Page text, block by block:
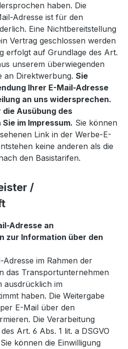
haben. Die
Adresse ist für den
Eine Nichtbereitstellung
Vertrag geschlossen werden
erfolgt auf Grundlage des Art.
unserem überwiegenden
an Direktwerbung. Sie
Ihrer E-Mail-Adresse
an uns widersprechen.
Ausübung des
im Impressum. Sie können
Link in der Werbe-E-
keine anderen als die
den Basistarifen.
/
Adresse an
zur Information über den
im Rahmen der
das Transportunternehmen
ausdrücklich im
haben. Die Weitergabe
E-Mail über den
Die Verarbeitung
Art. 6 Abs. 1 lit. a DSGVO
können die Einwilligung